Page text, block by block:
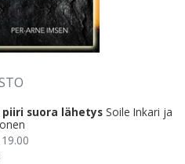
suora lähetys Soile Inkari ja